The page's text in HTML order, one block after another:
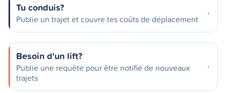
Tu conduis?
Publie un trajet et couvre tes coûts de déplacement
Besoin d'un lift?
Publie une requête pour être notifié de nouveaux
trajets